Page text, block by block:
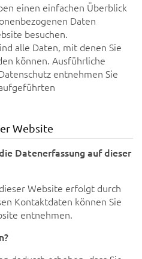
einen einfachen Überblick
Daten
besuchen.
alle Daten, mit denen Sie
können. Ausführliche
entnehmen Sie
Website
Datenerfassung auf dieser
Website erfolgt durch
Kontaktdaten können Sie
entnehmen.